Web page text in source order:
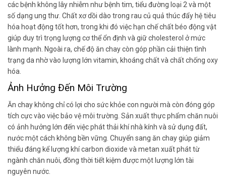
các bệnh không lây nhiễm như bệnh tim, tiểu đường loại 2 và một
số dạng ung thư. Chất xơ dồi dào trong rau củ quả thúc đẩy hệ tiêu
hóa hoạt động tốt hơn, trong khi đó việc hạn chế chất béo động vật
giúp duy trì trọng lượng cơ thể ổn định và giữ cholesterol ở mức
lành mạnh. Ngoài ra, chế độ ăn chay còn góp phần cải thiện tình
trạng da nhờ vào lượng lớn vitamin, khoáng chất và chất chống oxy
hóa.
Ảnh Hưởng Đến Môi Trường
Ăn chay không chỉ có lợi cho sức khỏe con người mà còn đóng góp
tích cực vào việc bảo vệ môi trường. Sản xuất thực phẩm chăn nuôi
có ảnh hưởng lớn đến việc phát thải khí nhà kính và sử dụng đất,
nước một cách không bền vững. Chuyển sang ăn chay giúp giảm
thiểu đáng kể lượng khí carbon dioxide và metan xuất phát từ
ngành chăn nuôi, đồng thời tiết kiệm được một lượng lớn tài
nguyên nước.